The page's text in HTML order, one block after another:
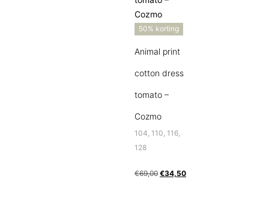
50% korting
Animal print
cotton dress
tomato –
Cozmo
104, 110, 116,
128
€69,00 €34,50